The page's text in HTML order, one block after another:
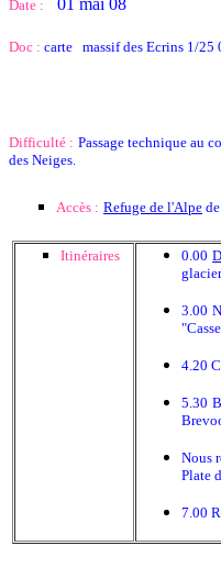
Date : 01 mai 08
Doc : carte massif des Ecrins 1/25
Difficulté : Passage technique au
des Neiges.
Accès : Refuge de l'Alpe
Itinéraires 0.00
3.00
4.20
5.30
Nous
Plate
7.00